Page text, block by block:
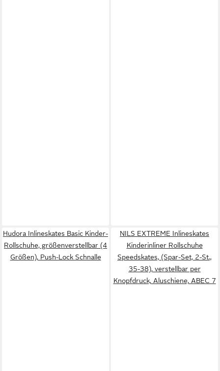
Hudora Inlineskates Basic Kinder-
Rollschuhe, größenverstellbar (4
Größen), Push-Lock Schnalle
NILS EXTREME Inlineskates
Kinderinliner Rollschuhe
Speedskates, (Spar-Set, 2-St.,
35-38), verstellbar per
Knopfdruck, Aluschiene, ABEC 7